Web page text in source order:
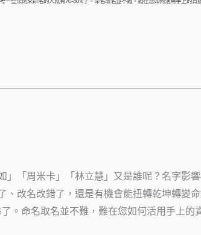
些法則來命名的人就有70-80%了。命名取名並不難，難在您如何活用手上的資
「周米卡」「林立慧」又是誰呢？名字影
改名改錯了，還是有機會能扭轉乾坤轉變
。命名取名並不難，難在您如何活用手上的